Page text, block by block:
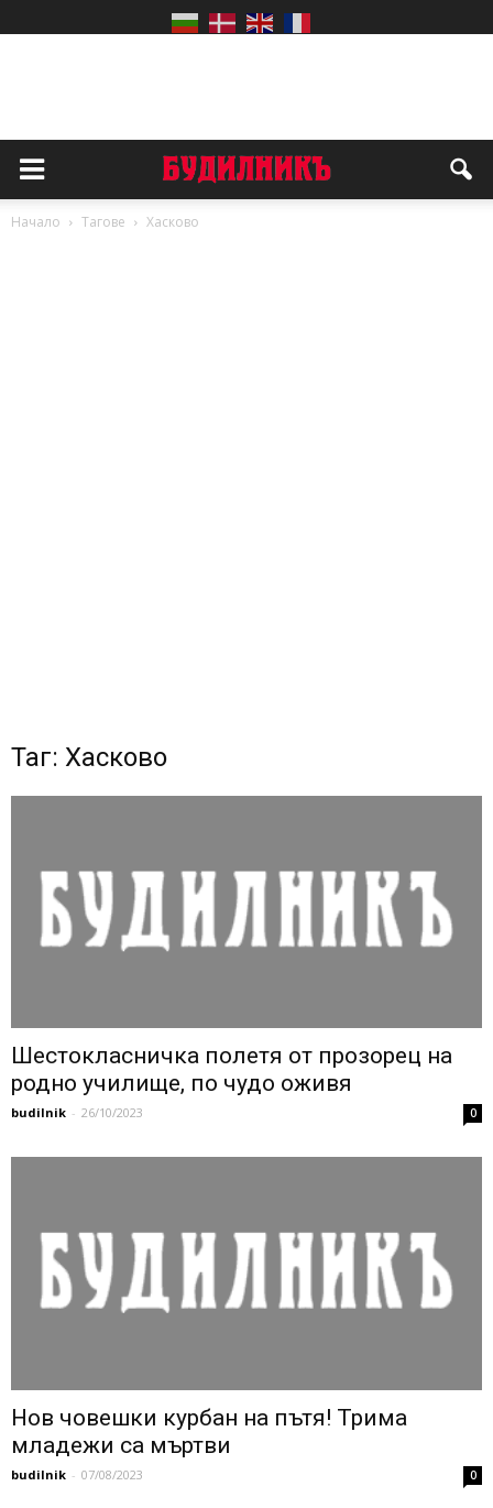
Начало Тагове Хасково
Таг: Хасково
Шестокласничка полетя от прозорец на
родно училище, по чудо оживя
budilnik - 26/10/2023 0
Нов човешки курбан на пътя! Трима
младежи са мъртви
budilnik - 07/08/2023 0